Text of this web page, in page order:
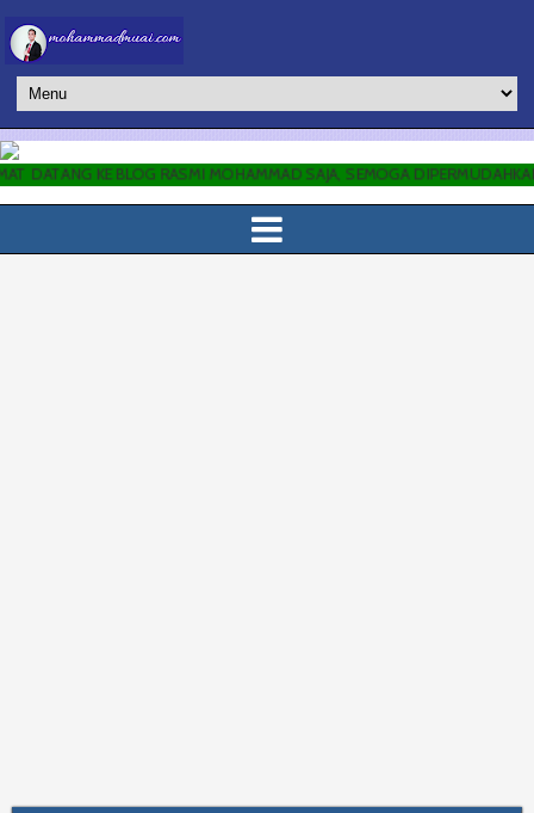
KE BLOG RASMI MOHAMMAD SAJA, SEMOGA DIPERMUDAHKAN SEMUA